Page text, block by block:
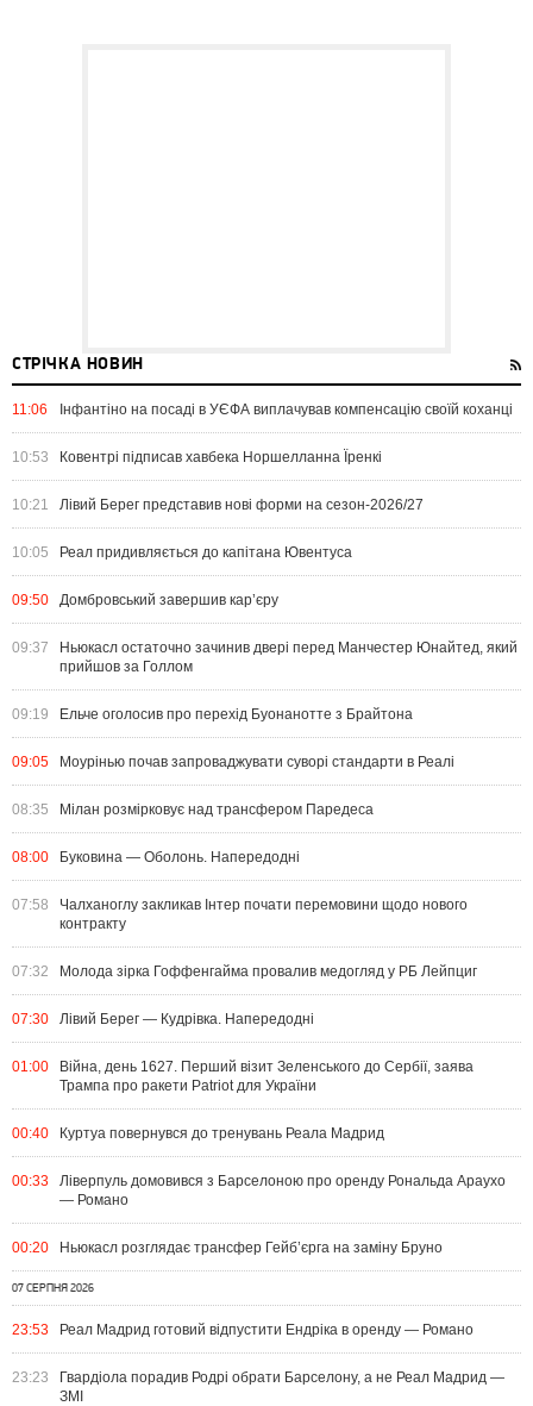
СТРІЧКА НОВИН
11:06 Інфантіно на посаді в УЄФА виплачував компенсацію своїй коханці
10:53 Ковентрі підписав хавбека Норшелланна Їренкі
10:21 Лівий Берег представив нові форми на сезон-2026/27
10:05 Реал придивляється до капітана Ювентуса
09:50 Домбровський завершив кар’єру
09:37
Ньюкасл остаточно зачинив двері перед Манчестер Юнайтед, який
прийшов за Голлом
09:19 Ельче оголосив про перехід Буонанотте з Брайтона
09:05 Моурінью почав запроваджувати суворі стандарти в Реалі
08:35 Мілан розмірковує над трансфером Паредеса
08:00 Буковина — Оболонь. Напередодні
07:58
Чалханоглу закликав Інтер почати перемовини щодо нового
контракту
07:32 Молода зірка Гоффенгайма провалив медогляд у РБ Лейпциг
07:30 Лівий Берег — Кудрівка. Напередодні
01:00
Війна, день 1627. Перший візит Зеленського до Сербії, заява
Трампа про ракети Patriot для України
00:40 Куртуа повернувся до тренувань Реала Мадрид
00:33
Ліверпуль домовився з Барселоною про оренду Рональда Араухо
— Романо
00:20 Ньюкасл розглядає трансфер Гейб’єрга на заміну Бруно
07 СЕРПНЯ 2026
23:53 Реал Мадрид готовий відпустити Ендріка в оренду — Романо
23:23
Гвардіола порадив Родрі обрати Барселону, а не Реал Мадрид —
ЗМІ